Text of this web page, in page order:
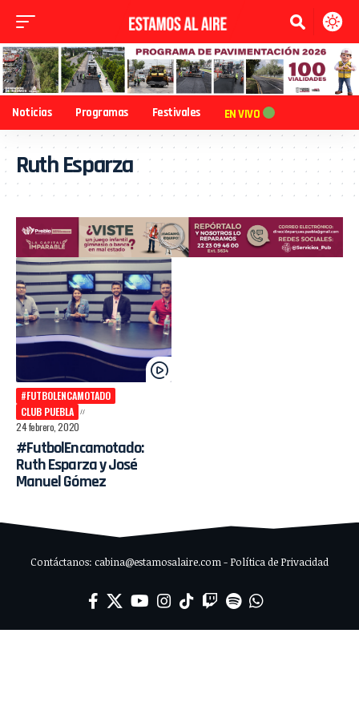
Noticias Programas Festivales EN VIVO
Ruth Esparza
#FUTBOLENCAMOTADO
CLUB PUEBLA
24 febrero, 2020
#FutbolEncamotado:
Ruth Esparza y José
Manuel Gómez
Contáctanos: cabina@estamosalaire.com - Política de Privacidad